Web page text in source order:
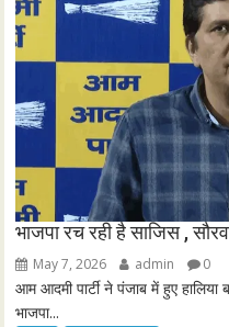
भाजपा रच रही है साजिस ,
May 7, 2026 admin 0
आम आदमी पार्टी ने पंजाब में हुए
भाजपा...